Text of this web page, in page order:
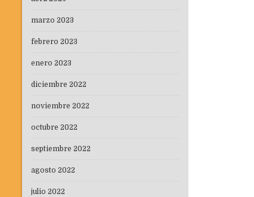
marzo 2023
febrero 2023
enero 2023
diciembre 2022
noviembre 2022
octubre 2022
septiembre 2022
agosto 2022
julio 2022